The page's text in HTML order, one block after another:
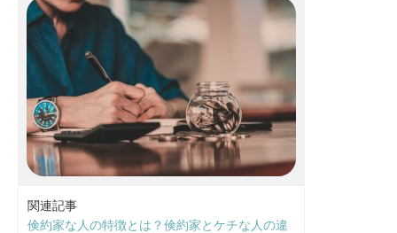
関連記事
倹約家な人の特徴とは？倹約家とケチな人の違